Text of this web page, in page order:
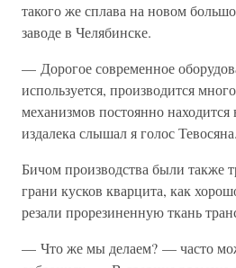
такого же сплава на новом
заводе в Челябинске.
— Дорогое современное
используется, производится
механизмов постоянно
издалека слышал я голос Тевосяна.
Бичом производства были также
грани кусков кварцита, как
резали прорезиненную ткань
— Что же мы делаем? — часто